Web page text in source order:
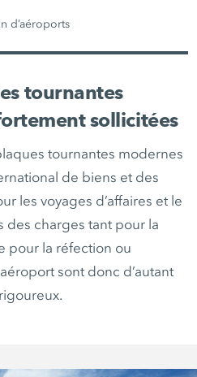
d’aéroports
tournantes
sollicitées
tournantes modernes
de biens et des
les voyages d’affaires et le
des charges tant pour la
pour la réfection ou
sont donc d’autant